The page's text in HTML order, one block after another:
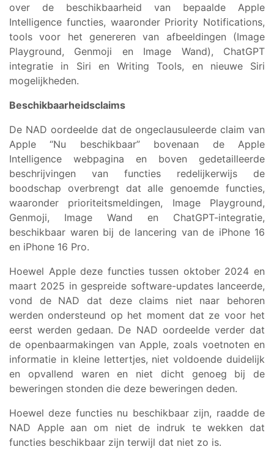
over de beschikbaarheid van bepaalde Apple
Intelligence functies, waaronder Priority Notifications,
tools voor het genereren van afbeeldingen (Image
Playground, Genmoji en Image Wand), ChatGPT
integratie in Siri en Writing Tools, en nieuwe Siri
mogelijkheden.
Beschikbaarheidsclaims
De NAD oordeelde dat de ongeclausuleerde claim van
Apple “Nu beschikbaar” bovenaan de Apple
Intelligence webpagina en boven gedetailleerde
beschrijvingen van functies redelijkerwijs de
boodschap overbrengt dat alle genoemde functies,
waaronder prioriteitsmeldingen, Image Playground,
Genmoji, Image Wand en ChatGPT-integratie,
beschikbaar waren bij de lancering van de iPhone 16
en iPhone 16 Pro.
Hoewel Apple deze functies tussen oktober 2024 en
maart 2025 in gespreide software-updates lanceerde,
vond de NAD dat deze claims niet naar behoren
werden ondersteund op het moment dat ze voor het
eerst werden gedaan. De NAD oordeelde verder dat
de openbaarmakingen van Apple, zoals voetnoten en
informatie in kleine lettertjes, niet voldoende duidelijk
en opvallend waren en niet dicht genoeg bij de
beweringen stonden die deze beweringen deden.
Hoewel deze functies nu beschikbaar zijn, raadde de
NAD Apple aan om niet de indruk te wekken dat
functies beschikbaar zijn terwijl dat niet zo is.